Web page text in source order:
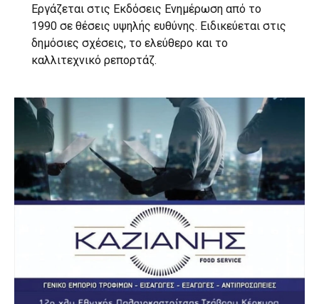
Εργάζεται στις Εκδόσεις Ενημέρωση από το
1990 σε θέσεις υψηλής ευθύνης. Ειδικεύεται στις
δημόσιες σχέσεις, το ελεύθερο και το
καλλιτεχνικό ρεπορτάζ.